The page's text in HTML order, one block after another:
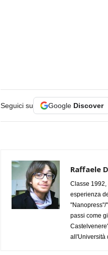
Seguici su Google Discover
Raffaele
Classe 1992,
esperienza
"Nanopress"/
passi come
all'Università